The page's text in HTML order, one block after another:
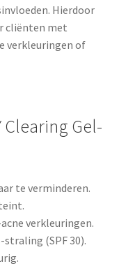
Hierdoor
cliënten met
verkleuringen of
Clearing Gel-
te verminderen.
verkleuringen.
straling (SPF 30).